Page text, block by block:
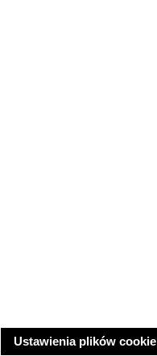
Ustawienia plików cookie